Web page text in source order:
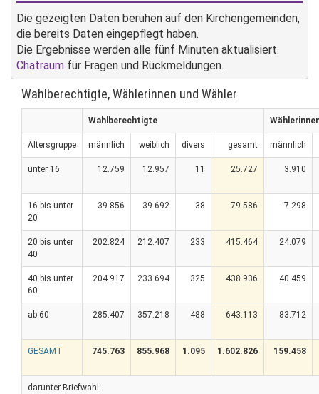
Die gezeigten Daten beruhen auf den Kirchengemeinden,
die bereits Daten eingepflegt haben.
Die Ergebnisse werden alle fünf Minuten aktualisiert.
Chatraum für Fragen und Rückmeldungen.
Wahlberechtigte, Wählerinnen und Wähler
Wahlberechtigte
Altersgruppe männlich weiblich divers gesamt männlich
unter 16 12.759 12.957 11 25.727 3.910
16 bis unter
20
39.856 39.692 38 79.586 7.298
20 bis unter
40
202.824 212.407 233 415.464 24.079
40 bis unter
60
204.917 233.694 325 438.936 40.459
ab 60 285.407 357.218 488 643.113 83.712
GESAMT 745.763 855.968 1.095 1.602.826 159.458
darunter Briefwahl: